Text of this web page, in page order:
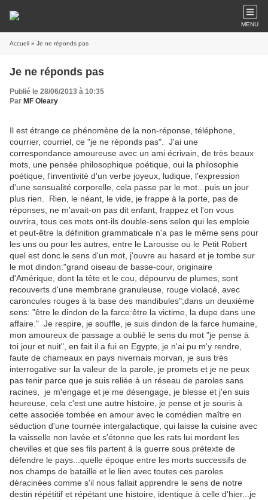
MENU
Accueil » Je ne réponds pas
Je ne réponds pas
Publié le 28/06/2013 à 10:35
Par MF Oleary
Il est étrange ce phénomène de la non-réponse, téléphone,
courrier, courriel, ce "je ne réponds pas". J'ai une
correspondance amoureuse avec un ami écrivain, de très beaux
mots, une pensée philosophique poétique, oui la philosophie
poétique, l'inventivité d'un verbe joyeux, ludique, l'expression
d'une sensualité corporelle, cela passe par le mot...puis un jour
plus rien. Rien, le néant, le vide, je frappe à la porte, pas de
réponses, ne m'avait-on pas dit enfant, frappez et l'on vous
ouvrira, tous ces mots ont-ils double-sens selon qui les emploie
et peut-être la définition grammaticale n'a pas le même sens pour
les uns ou pour les autres, entre le Larousse ou le Petit Robert
quel est donc le sens d'un mot, j'ouvre au hasard et je tombe sur
le mot dindon:"grand oiseau de basse-cour, originaire
d'Amérique, dont la tête et le cou, dépourvu de plumes, sont
recouverts d'une membrane granuleuse, rouge violacé, avec
caroncules rouges à la base des mandibules";dans un deuxième
sens: "être le dindon de la farce:être la victime, la dupe dans une
affaire." Je respire, je souffle, je suis dindon de la farce humaine,
mon amoureux de passage a oublié le sens du mot "je pense à
toi jour et nuit", en fait il a fui en Egypte, je n'ai pu m'y rendre,
faute de chameaux en pays nivernais morvan, je suis très
interrogative sur la valeur de la parole, je promets et je ne peux
pas tenir parce que je suis reliée à un réseau de paroles sans
racines, je m'engage et je me désengage, je blesse et j'en suis
heureuse, cela c'est une autre histoire, je pense et je souris à
cette associée tombée en amour avec le comédien maître en
séduction d'une tournée intergalactique, qui laisse la cuisine avec
la vaisselle non lavée et s'étonne que les rats lui mordent les
chevilles et que ses fils partent à la guerre sous prétexte de
défendre le pays...quelle époque entre les morts successifs de
nos champs de bataille et le lien avec toutes ces paroles
déracinées comme s'il nous fallait apprendre le sens de notre
destin répétitif et répétant une histoire, identique à celle d'hier...je